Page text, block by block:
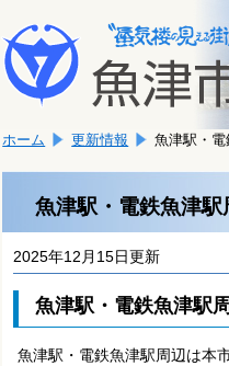
文
へ
移
ま
す。
こ
か
文
ホーム 更新情報 魚津駅・電
魚津駅・電鉄魚津駅
2025年12月15日更新
魚津駅・電鉄魚津駅
魚津駅・電鉄魚津駅周辺は本